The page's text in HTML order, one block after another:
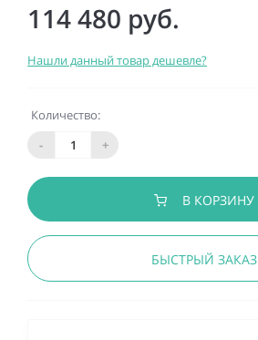
114 480 руб.
Нашли данный товар дешевле?
Количество:
-
+
В КОРЗИНУ
БЫСТРЫЙ ЗАКАЗ